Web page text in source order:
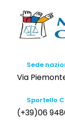
Sede
Via
Sportello
(+39)06